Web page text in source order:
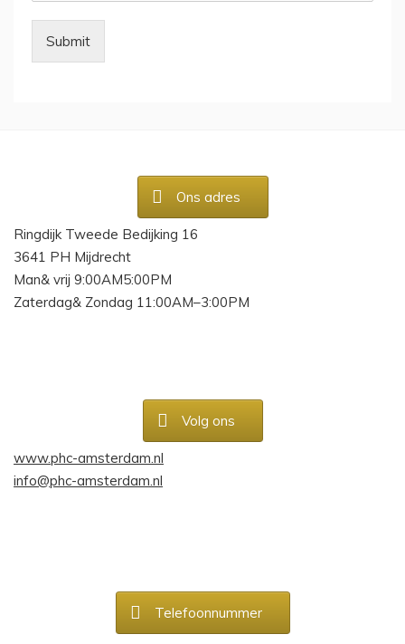
Submit
Ons adres
Ringdijk Tweede Bedijking 16
3641 PH Mijdrecht
Man& vrij 9:00AM5:00PM
Zaterdag& Zondag 11:00AM–3:00PM
Volg ons
www.phc-amsterdam.nl
info@phc-amsterdam.nl
Telefoonnummer